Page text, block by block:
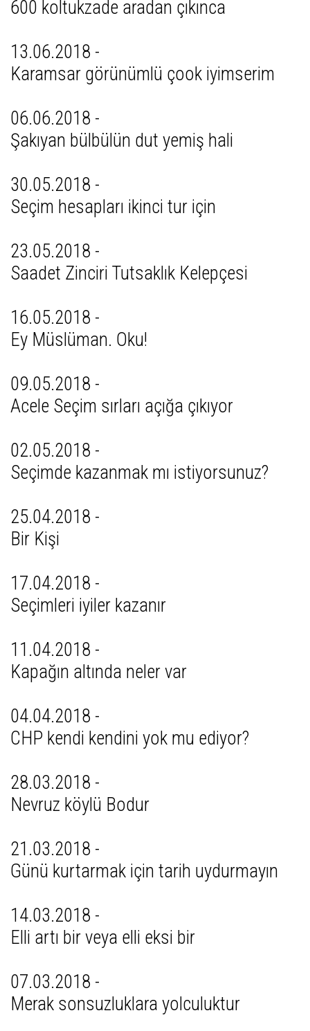
600 koltukzade aradan çıkınca
13.06.2018 -
Karamsar görünümlü çook iyimserim
06.06.2018 -
Şakıyan bülbülün dut yemiş hali
30.05.2018 -
Seçim hesapları ikinci tur için
23.05.2018 -
Saadet Zinciri Tutsaklık Kelepçesi
16.05.2018 -
Ey Müslüman. Oku!
09.05.2018 -
Acele Seçim sırları açığa çıkıyor
02.05.2018 -
Seçimde kazanmak mı istiyorsunuz?
25.04.2018 -
Bir Kişi
17.04.2018 -
Seçimleri iyiler kazanır
11.04.2018 -
Kapağın altında neler var
04.04.2018 -
CHP kendi kendini yok mu ediyor?
28.03.2018 -
Nevruz köylü Bodur
21.03.2018 -
Günü kurtarmak için tarih uydurmayın
14.03.2018 -
Elli artı bir veya elli eksi bir
07.03.2018 -
Merak sonsuzluklara yolculuktur